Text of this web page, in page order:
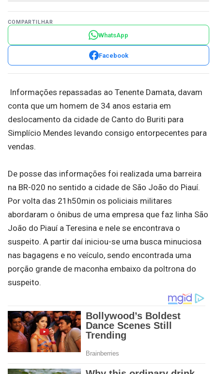
COMPARTILHAR
WhatsApp
Facebook
Informações repassadas ao Tenente Damata, davam
conta que um homem de 34 anos estaria em
deslocamento da cidade de Canto do Buriti para
Simplício Mendes levando consigo entorpecentes para
vendas.
De posse das informações foi realizada uma barreira
na BR-020 no sentido a cidade de São João do Piauí.
Por volta das 21h50min os policiais militares
abordaram o ônibus de uma empresa que faz linha São
João do Piauí a Teresina e nele se encontrava o
suspeito. A partir daí iniciou-se uma busca minuciosa
nas bagagens e no veículo, sendo encontrada uma
porção grande de maconha embaixo da poltrona do
suspeito.